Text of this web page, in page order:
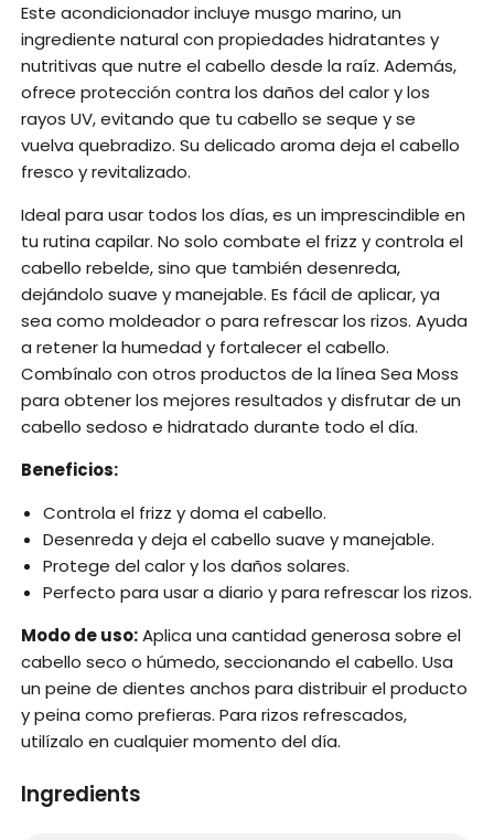
Este acondicionador incluye musgo marino, un
ingrediente natural con propiedades hidratantes y
nutritivas que nutre el cabello desde la raíz. Además,
ofrece protección contra los daños del calor y los
rayos UV, evitando que tu cabello se seque y se
vuelva quebradizo. Su delicado aroma deja el cabello
fresco y revitalizado.
Ideal para usar todos los días, es un imprescindible en
tu rutina capilar. No solo combate el frizz y controla el
cabello rebelde, sino que también desenreda,
dejándolo suave y manejable. Es fácil de aplicar, ya
sea como moldeador o para refrescar los rizos. Ayuda
a retener la humedad y fortalecer el cabello.
Combínalo con otros productos de la línea Sea Moss
para obtener los mejores resultados y disfrutar de un
cabello sedoso e hidratado durante todo el día.
Beneficios:
Controla el frizz y doma el cabello.
Desenreda y deja el cabello suave y manejable.
Protege del calor y los daños solares.
Perfecto para usar a diario y para refrescar los rizos.
Modo de uso:Aplica una cantidad generosa sobre el
cabello seco o húmedo, seccionando el cabello. Usa
un peine de dientes anchos para distribuir el producto
y peina como prefieras. Para rizos refrescados,
utilízalo en cualquier momento del día.
Ingredients